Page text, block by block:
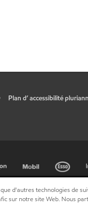
Plan d’ accessibilité
d'autres technologies de
sur notre site Web. Nous